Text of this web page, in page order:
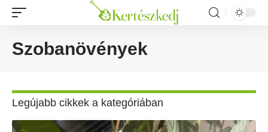
Szobanövények
Legújabb cikkek a kategóriában